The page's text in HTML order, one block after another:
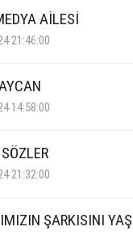
AİLESİ
21:46:00
14:58:00
21:32:00
ŞARKISINI